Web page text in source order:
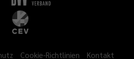
Cookie-Richtlinien Kontakt